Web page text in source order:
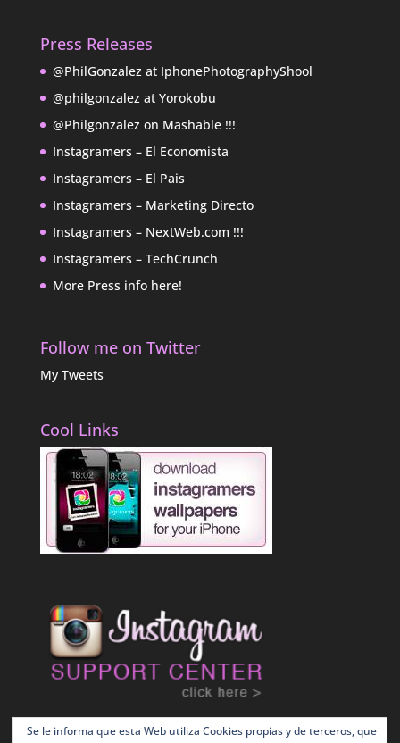
Press Releases
@PhilGonzalez at IphonePhotographyShool
@philgonzalez at Yorokobu
@Philgonzalez on Mashable !!!
Instagramers – El Economista
Instagramers – El Pais
Instagramers – Marketing Directo
Instagramers – NextWeb.com !!!
Instagramers – TechCrunch
More Press info here!
Follow me on Twitter
My Tweets
Cool Links
Se le informa que esta Web utiliza Cookies propias y de terceros, que